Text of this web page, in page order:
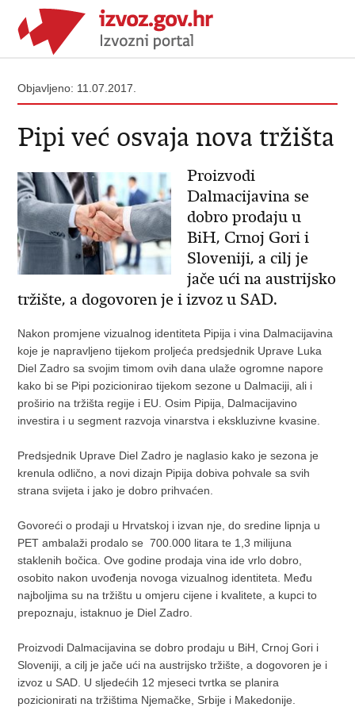
Objavljeno: 11.07.2017.
Pipi već osvaja nova tržišta
Proizvodi
Dalmacijavina se
dobro prodaju u
BiH, Crnoj Gori i
Sloveniji, a cilj je
jače ući na austrijsko
tržište, a dogovoren je i izvoz u SAD.
Nakon promjene vizualnog identiteta Pipija i vina Dalmacijavina
koje je napravljeno tijekom proljeća predsjednik Uprave Luka
Diel Zadro sa svojim timom ovih dana ulaže ogromne napore
kako bi se Pipi pozicionirao tijekom sezone u Dalmaciji, ali i
proširio na tržišta regije i EU. Osim Pipija, Dalmacijavino
investira i u segment razvoja vinarstva i ekskluzivne kvasine.
Predsjednik Uprave Diel Zadro je naglasio kako je sezona je
krenula odlično, a novi dizajn Pipija dobiva pohvale sa svih
strana svijeta i jako je dobro prihvaćen.
Govoreći o prodaji u Hrvatskoj i izvan nje, do sredine lipnja u
PET ambalaži prodalo se 700.000 litara te 1,3 milijuna
staklenih bočica. Ove godine prodaja vina ide vrlo dobro,
osobito nakon uvođenja novoga vizualnog identiteta. Među
najboljima su na tržištu u omjeru cijene i kvalitete, a kupci to
prepoznaju, istaknuo je Diel Zadro.
Proizvodi Dalmacijavina se dobro prodaju u BiH, Crnoj Gori i
Sloveniji, a cilj je jače ući na austrijsko tržište, a dogovoren je i
izvoz u SAD. U sljedećih 12 mjeseci tvrtka se planira
pozicionirati na tržištima Njemačke, Srbije i Makedonije.